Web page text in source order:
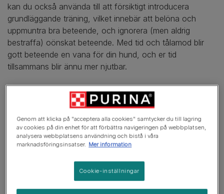
kan du också använda till att försiktigt introducera
grundläggande träning, vilket innebär att belöna och
uppmuntra bra beteende, och ignorera (men aldrig
bestraffa) oönskat beteende. Med tid och tålamod blir
gott beteende en vana för din hund, och er tid
tillsammans blir ännu mer njutbar.
I den här artikeln
Börja tidigt
Förstå socialisering
Tips på enkel träning
Prova klickerträning
Genom att klicka på "acceptera alla cookies" samtycker du till lagring
av cookies på din enhet för att förbättra navigeringen på webbplatsen,
analysera webbplatsens användning och bistå i våra
marknadsföringsinsatser. Mer information
Cookie-inställningar